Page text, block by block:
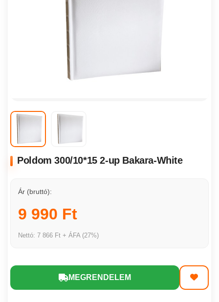
Poldom 300/10*15 2-up Bakara-White
Ár (bruttó):
9 990 Ft
Nettó: 7 866 Ft + ÁFA (27%)
MEGRENDELEM